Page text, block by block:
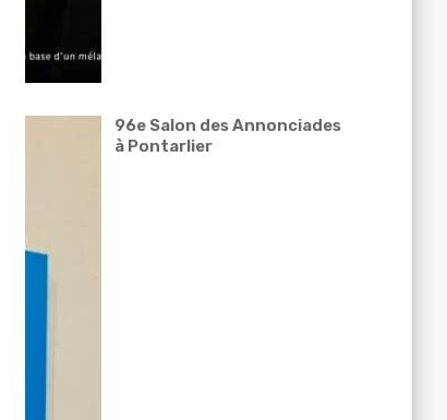
96e Salon des Annonciades
à Pontarlier